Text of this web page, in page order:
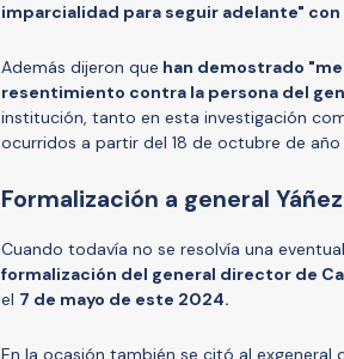
imparcialidad para seguir adelante"
Además dijeron que han demostrado
resentimiento contra la persona del
institución, tanto en esta investigación
ocurridos a partir del 18 de octubre de año
Formalización a general Yáñez
Cuando todavía no se resolvía una
formalización del general director de
el 7 de mayo de este 2024.